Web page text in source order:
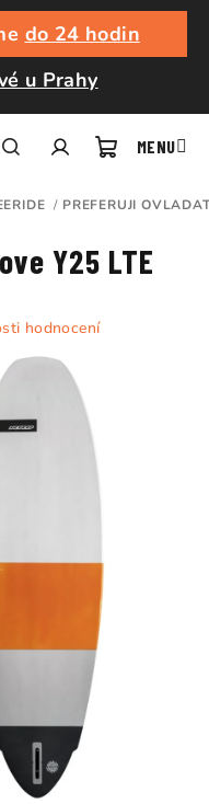
do 24 hodin
u Prahy
košík
/ PREFERUJI
Y25 LTE
hodnocení